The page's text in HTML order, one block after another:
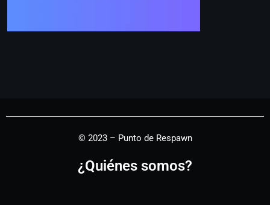
© 2023 – Punto de Respawn
¿Quiénes somos?